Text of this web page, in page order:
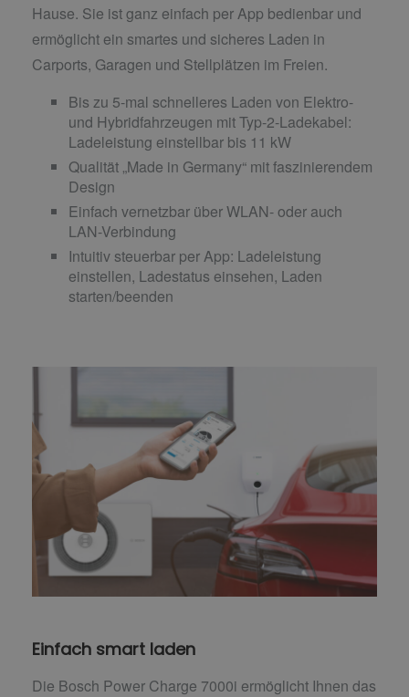
Hause. Sie ist ganz einfach per App bedienbar und
ermöglicht ein smartes und sicheres Laden in
Carports, Garagen und Stellplätzen im Freien.
Bis zu 5-mal schnelleres Laden von Elektro-
und Hybridfahrzeugen mit Typ-2-Ladekabel:
Ladeleistung einstellbar bis 11 kW
Qualität „Made in Germany“ mit faszinierendem
Design
Einfach vernetzbar über WLAN- oder auch
LAN-Verbindung
Intuitiv steuerbar per App: Ladeleistung
einstellen, Ladestatus einsehen, Laden
starten/beenden
Einfach smart laden
Die Bosch Power Charge 7000i ermöglicht Ihnen das